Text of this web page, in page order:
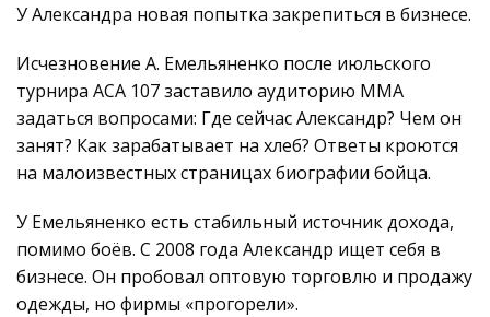
У Александра новая попытка закрепиться в бизнесе.
Исчезновение А. Емельяненко после июльского
турнира АСА 107 заставило аудиторию ММА
задаться вопросами: Где сейчас Александр? Чем он
занят? Как зарабатывает на хлеб? Ответы кроются
на малоизвестных страницах биографии бойца.
У Емельяненко есть стабильный источник дохода,
помимо боёв. С 2008 года Александр ищет себя в
бизнесе. Он пробовал оптовую торговлю и продажу
одежды, но фирмы «прогорели».